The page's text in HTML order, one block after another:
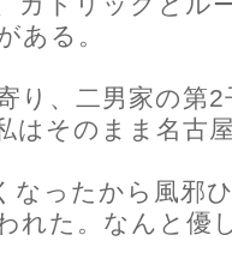
ある。
り、二男家の第
はそのまま名古
なったから風邪
れた。なんと優